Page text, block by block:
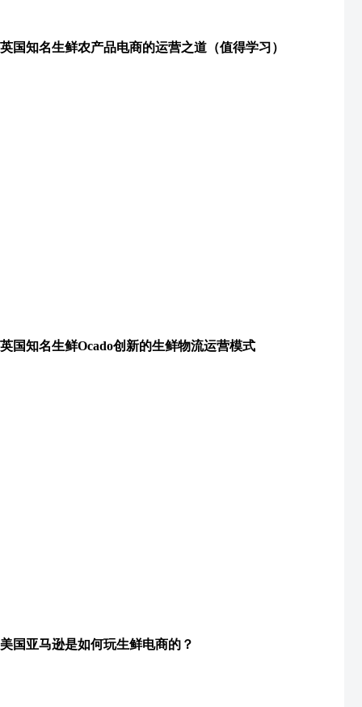
英国知名生鲜农产品电商的运营之道（值得学习）
英国知名生鲜Ocado创新的生鲜物流运营模式
美国亚马逊是如何玩生鲜电商的？